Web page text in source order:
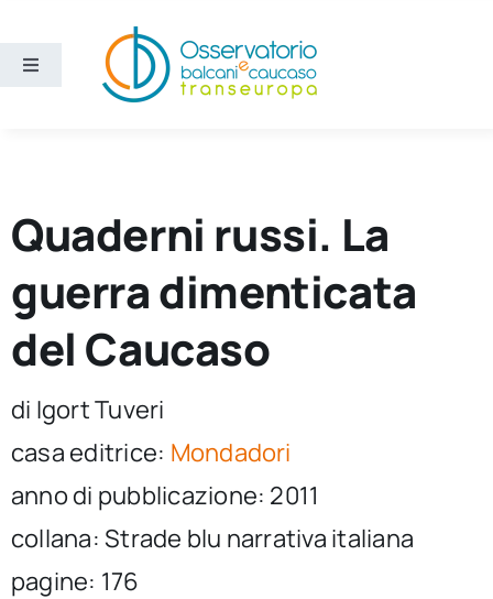
contenuto
Toggle
Sezioni
Chi siamo
per:
Newsletter
Quaderni russi. La
guerra dimenticata
del Caucaso
di Igort Tuveri
casa editrice: Mondadori
anno di pubblicazione: 2011
collana: Strade blu narrativa italiana
pagine: 176